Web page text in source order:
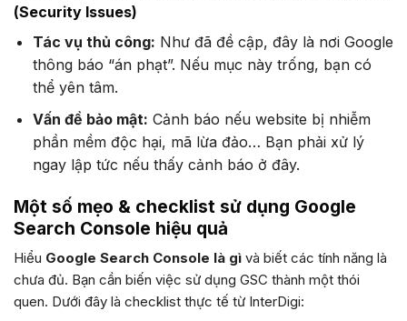
(Security Issues)
Tác vụ thủ công: Như đã đề cập, đây là nơi Google
thông báo “án phạt”. Nếu mục này trống, bạn có
thể yên tâm.
Vấn đề bảo mật: Cảnh báo nếu website bị nhiễm
phần mềm độc hại, mã lừa đảo… Bạn phải xử lý
ngay lập tức nếu thấy cảnh báo ở đây.
Một số mẹo & checklist sử dụng Google
Search Console hiệu quả
Hiểu Google Search Console là gì và biết các tính năng là
chưa đủ. Bạn cần biến việc sử dụng GSC thành một thói
quen. Dưới đây là checklist thực tế từ InterDigi: